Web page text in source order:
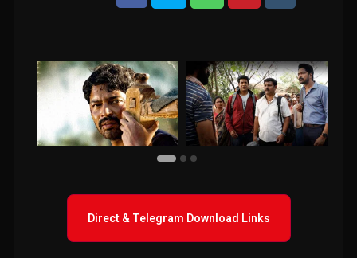
Direct & Telegram Download Links